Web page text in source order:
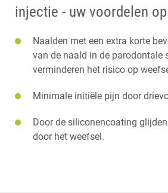
injectie - uw voordelen
Naalden met een extra korte
van de naald in de parodontale
verminderen het risico op
Minimale initiële pijn door
Door de siliconencoating
door het weefsel.